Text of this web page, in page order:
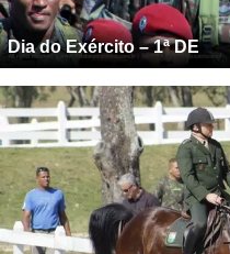
Dia do Exército – 1ª DE